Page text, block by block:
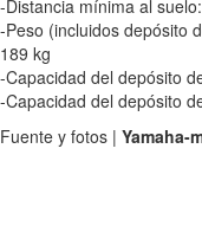
-Distancia mínima al
-Peso (incluidos depósito
189 kg
-Capacidad del depósito
-Capacidad del depósito
Fuente y fotos | Yamaha-